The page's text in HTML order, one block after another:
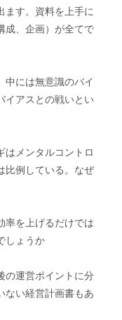
す。資料を上手に
成、企画）が全てで
には無意識のバイ
イアスとの戦いとい
メンタルコントロ
比例している。なぜ
率を上げるだけでは
しょうか
の運営ポイントに分
ない経営計画書もあ